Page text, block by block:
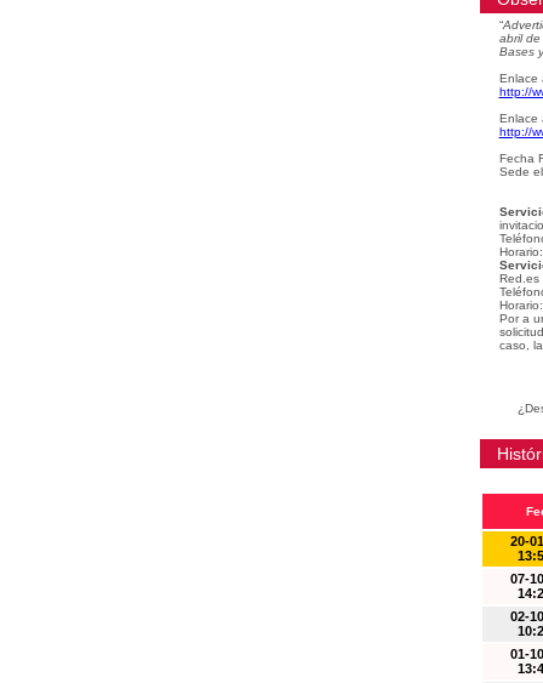
“
abril
Bases
Enlace
http://
Enlace
http://
Fecha
Sede
Red.es
Por a
caso,
20-
07-
02-
01-